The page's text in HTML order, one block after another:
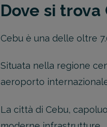
Dove si trova
Cebu è una delle oltre
Situata nella regione
aeroporto
La città di Cebu,